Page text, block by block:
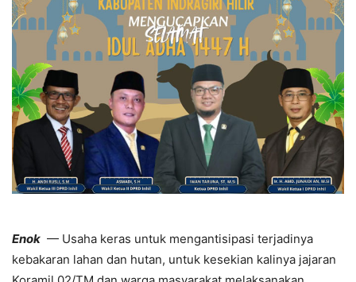
Enok — Usaha keras untuk mengantisipasi terjadinya
kebakaran lahan dan hutan, untuk kesekian kalinya jajaran